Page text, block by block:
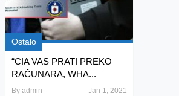
Ostalo
“CIA VAS PRATI PREKO
RAČUNARA, WHA...
By admin Jan 1, 2021